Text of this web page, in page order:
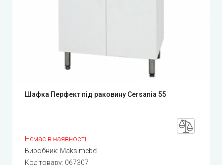
Шафка Перфект під раковину Cersania 55
Немає в наявності
Виробник: Maksimebel
Код товару: 067307